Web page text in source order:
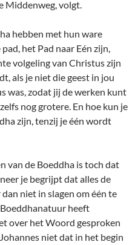
Middenweg, volgt.
hebben met hun ware
het Pad naar Eén zijn,
volgeling van Christus zijn
als je niet die geest in jou
was, zodat jij de werken kunt
nog grotere. En hoe kun je
zijn, tenzij je één wordt
van de Boeddha is toch dat
je begrijpt dat alles de
niet in slagen om één te
heeft
over het Woord gesproken
niet dat in het begin